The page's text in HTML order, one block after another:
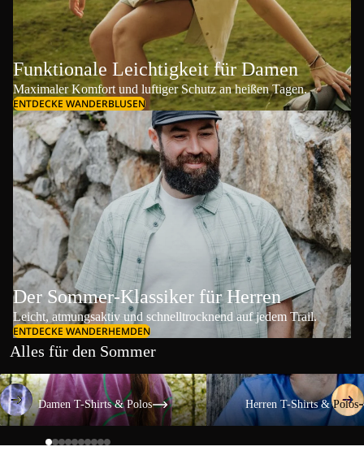
Funktionale Leichtigkeit für Damen
Maximaler Komfort und luftiger Schutz an heißen Tagen.
ENTDECKE WANDERBLUSEN
Der Sommer-Klassiker für Herren
Leicht, atmungsaktiv und schnelltrocknend auf jedem Trail.
ENTDECKE WANDERHEMDEN
Alles für den Sommer
Damen T-Shirts & Polos
Damen T-Shirts & Polos
Herren T-Shirts & Polos
Herren T-Shirts & Polos